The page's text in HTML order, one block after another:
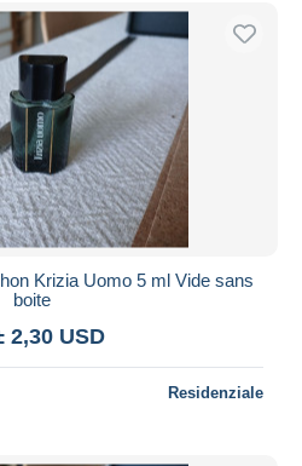
Krizia Uomo 5 ml Vide sans
boite
2,30 USD
Residenziale